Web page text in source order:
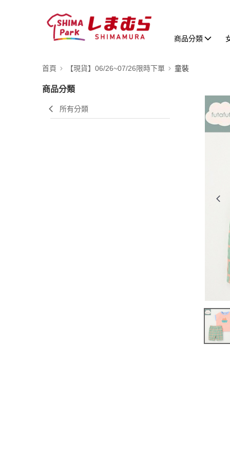
商品分類
首頁 【現貨】06/26~07/26限時下單 童裝
商品分類
所有分類